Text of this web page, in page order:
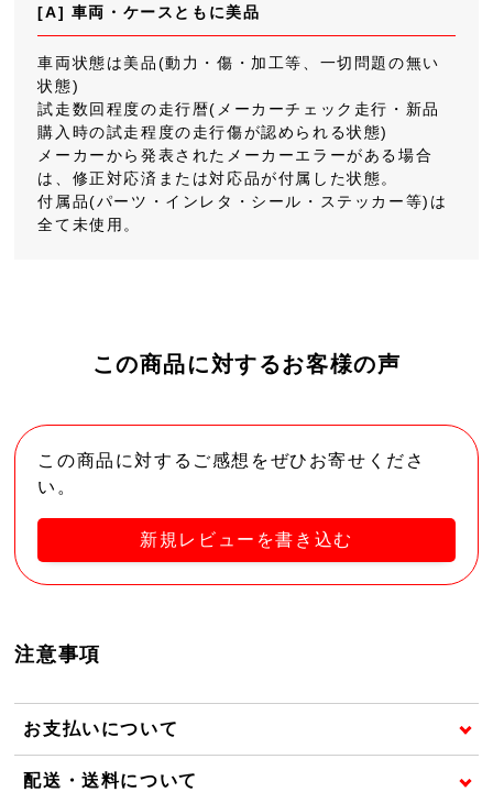
[A] 車両・ケースともに美品
車両状態は美品(動力・傷・加工等、一切問題の無い
状態)
試走数回程度の走行暦(メーカーチェック走行・新品
購入時の試走程度の走行傷が認められる状態)
メーカーから発表されたメーカーエラーがある場合
は、修正対応済または対応品が付属した状態。
付属品(パーツ・インレタ・シール・ステッカー等)は
全て未使用。
この商品に対するお客様の声
この商品に対するご感想をぜひお寄せくださ
い。
新規レビューを書き込む
注意事項
お支払いについて
配送・送料について